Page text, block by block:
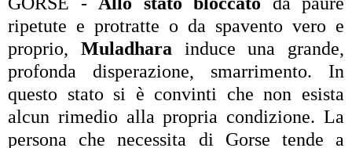
ripetute e protratte o da spavento vero e
proprio, Muladhara induce una grande,
profonda disperazione, smarrimento. In
questo stato si è convinti che non esista
alcun rimedio alla propria condizione. La
persona che necessita di Gorse tende a